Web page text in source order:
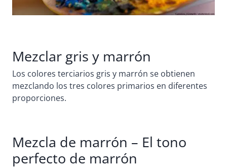
Mezclar gris y marrón
Los colores terciarios gris y marrón se obtienen
mezclando los tres colores primarios en diferentes
proporciones.
Mezcla de marrón – El tono
perfecto de marrón